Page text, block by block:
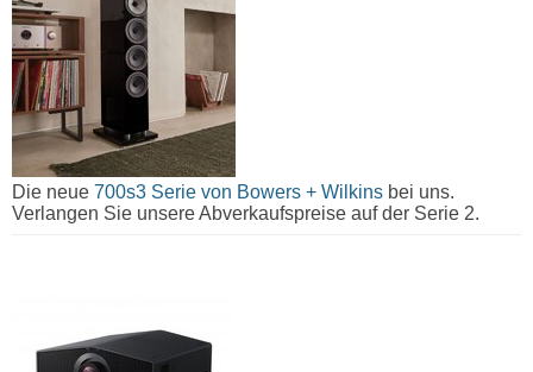
Die neue 700s3 Serie von Bowers + Wilkins bei uns.
Verlangen Sie unsere Abverkaufspreise auf der Serie 2.